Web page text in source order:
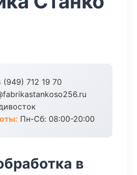
(949) 712 19 70
Пн-Сб: 08:00-20:00
в